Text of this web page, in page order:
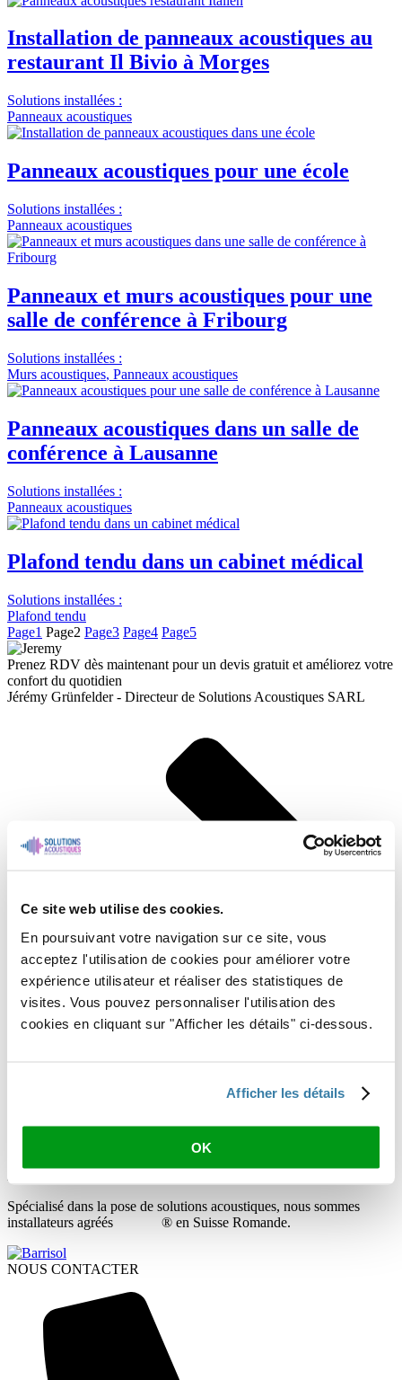
Ce site web utilise des cookies.
En poursuivant votre navigation sur ce site, vous
acceptez l'utilisation de cookies pour améliorer votre
expérience utilisateur et réaliser des statistiques de
visites. Vous pouvez personnaliser l'utilisation des
cookies en cliquant sur "Afficher les détails" ci-dessous.
Afficher les détails
OK
Installation de panneaux acoustiques au
restaurant Il Bivio à Morges
Solutions installées :
Panneaux acoustiques
Panneaux acoustiques pour une école
Solutions installées :
Panneaux acoustiques
Panneaux et murs acoustiques pour une
salle de conférence à Fribourg
Solutions installées :
Murs acoustiques, Panneaux acoustiques
Panneaux acoustiques dans un salle de
conférence à Lausanne
Solutions installées :
Panneaux acoustiques
Plafond tendu dans un cabinet médical
Solutions installées :
Plafond tendu
Page1 Page2 Page3 Page4 Page5
Prenez RDV dès maintenant pour un devis gratuit et améliorez votre
confort du quotidien
Jérémy Grünfelder - Directeur de Solutions Acoustiques SARL
Spécialisé dans la pose de solutions acoustiques, nous sommes
installateurs agréés
® en Suisse Romande.
NOUS CONTACTER